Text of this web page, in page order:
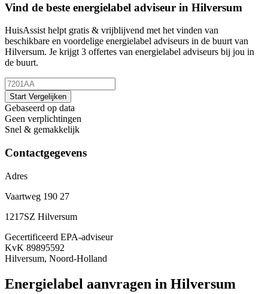
Vind de beste energielabel adviseur in Hilversum
HuisAssist helpt gratis & vrijblijvend met het vinden van
beschikbare en voordelige energielabel adviseurs in de buurt van
Hilversum. Je krijgt 3 offertes van energielabel adviseurs bij jou in
de buurt.
Start Vergelijken
Gebaseerd op data
Geen verplichtingen
Snel & gemakkelijk
Contactgegevens
Adres
Vaartweg 190 27
1217SZ Hilversum
Gecertificeerd EPA-adviseur
KvK 89895592
Hilversum, Noord-Holland
Energielabel aanvragen in Hilversum